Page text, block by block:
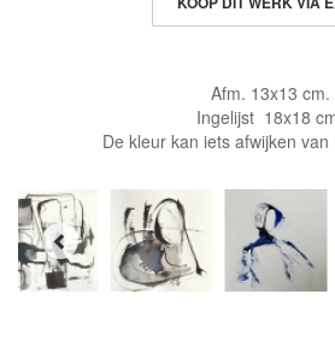
Afm. 13x13 cm.
Ingelijst 18x18
De kleur kan iets afwijken